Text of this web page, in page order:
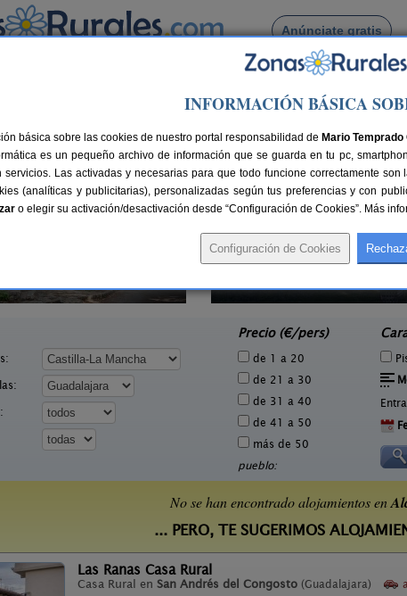
Anúnciate gratis
Busca por pueblo
> Alcorlo
Rurales cerca de Alcorlo
Casa Rural La Corneja
Precio (€/pers)
de 1 a 20
de 21 a 30
de 31 a 40
de 41 a 50
más de 50
pueblo:
No se han encontrado alojamientos en
... PERO, TE SUGERIMOS
Las Ranas Casa Rural
Casa Rural en San Andrés del Congosto (Guadalajara)
INFORMACIÓN BÁSICA
básica sobre las cookies de nuestro portal responsabilidad de Mario Temprado
es un pequeño archivo de información que se guarda en tu pc,
servicios. Las activadas y necesarias para que todo funcione correctamente
(analíticas y publicitarias), personalizadas según tus preferencias y con
o elegir su activación/desactivación desde “Configuración de Cookies”. Más